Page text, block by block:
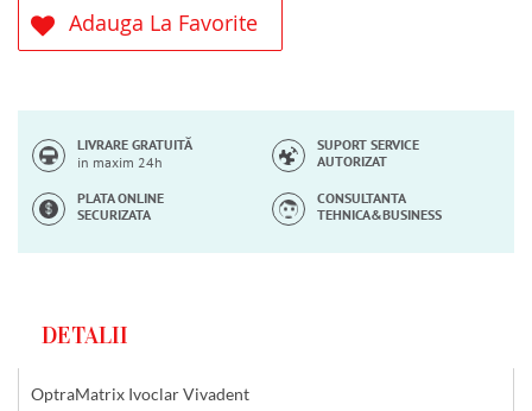
Adauga La Favorite
LIVRARE GRATUITĂ
in maxim 24h
SUPORT SERVICE
AUTORIZAT
PLATA ONLINE
SECURIZATA
CONSULTANTA
TEHNICA&BUSINESS
DETALII
OptraMatrix Ivoclar Vivadent